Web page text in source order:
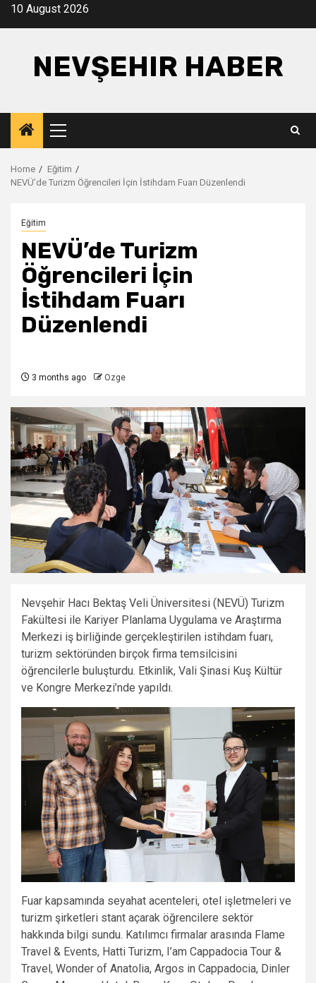
Skip10 August 2026
NEVŞEHIR HABER
Primary
Menu
Home
Eğitim
NEVÜ’de Turizm Öğrencileri İçin İstihdam Fuarı Düzenlendi
Eğitim
NEVÜ’de Turizm
Öğrencileri İçin
İstihdam Fuarı
Düzenlendi
3 months ago Ozge
Nevşehir Hacı Bektaş Veli Üniversitesi (NEVÜ) Turizm
Fakültesi ile Kariyer Planlama Uygulama ve Araştırma
Merkezi iş birliğinde gerçekleştirilen istihdam fuarı,
turizm sektöründen birçok firma temsilcisini
öğrencilerle buluşturdu. Etkinlik, Vali Şinasi Kuş Kültür
ve Kongre Merkezi’nde yapıldı.
Fuar kapsamında seyahat acenteleri, otel işletmeleri ve
turizm şirketleri stant açarak öğrencilere sektör
hakkında bilgi sundu. Katılımcı firmalar arasında Flame
Travel & Events, Hatti Turizm, I’am Cappadocia Tour &
Travel, Wonder of Anatolia, Argos in Cappadocia, Dinler